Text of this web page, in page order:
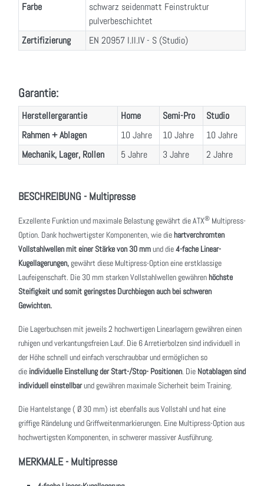
Farbe
schwarz seidenmatt Feinstruktur
pulverbeschichtet
Zertifizierung
EN 20957 I.II.IV - S (Studio)
Garantie:
Herstellergarantie Home Semi-Pro
Studio
Rahmen + Ablagen
10 Jahre 10 Jahre
10 Jahre
Mechanik, Lager, Rollen
5 Jahre 3 Jahre 2 Jahre
BESCHREIBUNG - Multipresse
Exzellente Funktion und maximale Belastung gewährt die ATX® Multipress-
Option. Dank hochwertigster Komponenten, wie diehartverchromten
Vollstahlwellen mit einer Stärke von 30 mmund die4-fache Linear-
Kugellagerungen,gewährt diese Multipress-Option eine erstklassige
Laufeigenschaft. Die 30 mm starken Vollstahlwellen gewährenhöchste
Steifigkeit und somit geringstes Durchbiegen auch bei schweren
Gewichten.
Die Lagerbuchsen mit jeweils 2 hochwertigen Linearlagern gewähren einen
ruhigen und verkantungsfreien Lauf. Die 6 Arretierbolzen sind individuell in
der Höhe schnell und einfach verschraubbar und ermöglichen so
die individuelle Einstellung der Start-/Stop- Positionen. Die Notablagen sind
individuell einstellbarund gewähren maximale Sicherheit beim Training.
Die Hantelstange ( Ø 30 mm) ist ebenfalls aus Vollstahl und hat eine
griffige Rändelung und Griffweitenmarkierungen. Eine Multipress-Option aus
hochwertigsten Komponenten, in schwerer massiver Ausführung.
MERKMALE - Multipresse